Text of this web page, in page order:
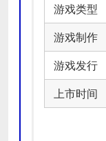
游戏类型
游戏制作
游戏发行
上市时间